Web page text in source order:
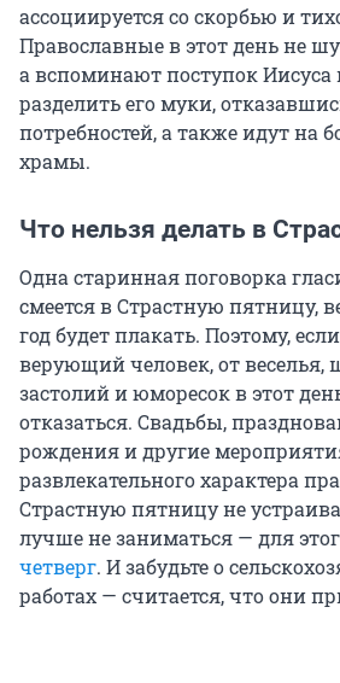
ассоциируется со скорбью и
Православные в этот день не
а вспоминают поступок Иисуса
разделить его муки,
потребностей, а также идут на
храмы.
Что нельзя делать в
Одна старинная поговорка
смеется в Страстную пятницу,
год будет плакать. Поэтому,
верующий человек, от
застолий и юморесок в этот
отказаться. Свадьбы,
рождения и другие
развлекательного характера
Страстную пятницу не
лучше не заниматься — для
четверг. И забудьте о
работах — считается, что они